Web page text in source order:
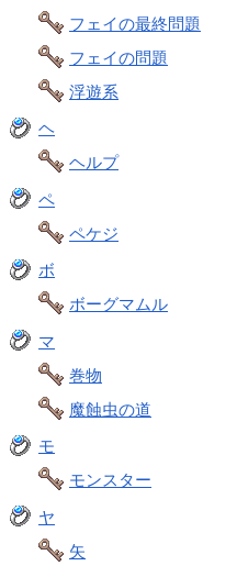
フェイの最終問題
フェイの問題
浮遊系
ヘ
ヘルプ
ペ
ペケジ
ボ
ボーグマムル
マ
巻物
魔蝕虫の道
モ
モンスター
ヤ
矢